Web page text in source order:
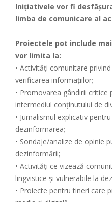
Inițiativele vor fi
limba de comunicare al
Proiectele pot include
vor limita la:
• Activități comunitare
verificarea informațiilor;
• Promovarea gândirii critice
intermediul conținutului de
• Jurnalismul explicativ
dezinformarea;
• Sondaje/analize de opinie
dezinformării;
• Activități ce vizează
lingvistice și vulnerabile la
• Proiecte pentru tineri care